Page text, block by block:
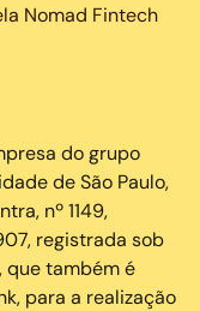
Nomad Fintech
do grupo
de São Paulo,
nº 1149,
registrada sob
que também é
para a realização